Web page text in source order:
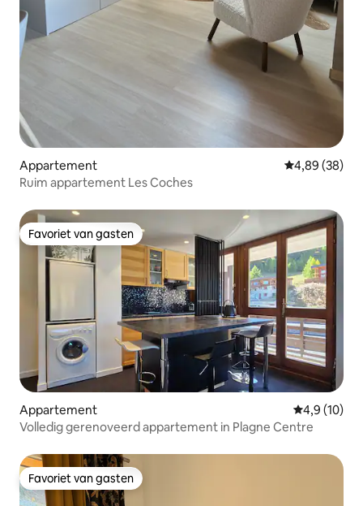
Appartement Gemiddelde
4,89 (38)
Ruim appartement Les Coches
Favoriet van gasten
Favoriet van gasten
Appartement
4,9 (10)
Volledig gerenoveerd appartement in Plagne Centre
Favoriet van gasten
Favoriet van gasten